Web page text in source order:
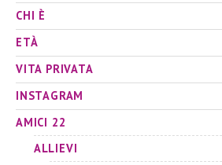
CHI È
ETÀ
VITA PRIVATA
INSTAGRAM
AMICI 22
ALLIEVI